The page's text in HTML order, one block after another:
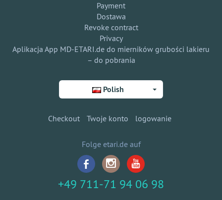
Payment
Dostawa
Revoke contract
Privacy
Aplikacja App MD-ETARI.de do mierników grubości lakieru
– do pobrania
Polish
Checkout Twoje konto logowanie
Folge etari.de auf
+49 711-71 94 06 98